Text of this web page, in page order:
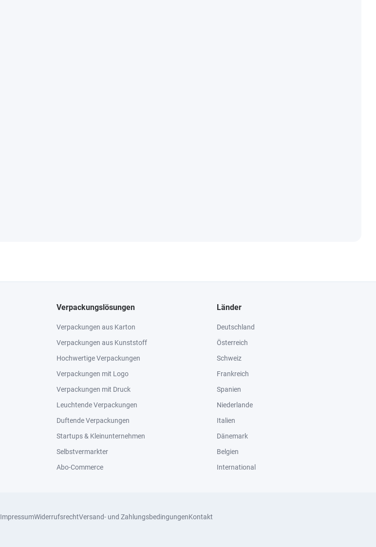
Verpackungslösungen
Verpackungen aus Karton
Verpackungen aus Kunststoff
Hochwertige Verpackungen
Verpackungen mit Logo
Verpackungen mit Druck
Leuchtende Verpackungen
Duftende Verpackungen
Startups & Kleinunternehmen
Selbstvermarkter
Abo-Commerce
Länder
Deutschland
Österreich
Schweiz
Frankreich
Spanien
Niederlande
Italien
Dänemark
Belgien
International
ImpressumWiderrufsrechtVersand- und ZahlungsbedingungenKontakt